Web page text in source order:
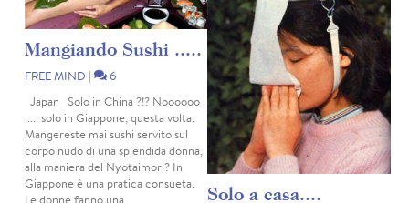
Mangiando Sushi .....
FREE MIND |
6
Japan Solo in China ?!? Noooooo
..... solo in Giappone, questa volta.
Mangereste mai sushi servito sul
corpo nudo di una splendida donna,
alla maniera del Nyotaimori? In
Giappone è una pratica consueta.
Le donne fanno una...
Solo a casa....